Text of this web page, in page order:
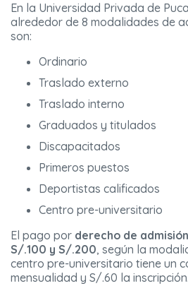
En la Universidad Privada de
alrededor de 8 modalidades de
son:
Ordinario
Traslado externo
Traslado interno
Graduados y titulados
Discapacitados
Primeros puestos
Deportistas calificados
Centro pre-universitario
El pago por derecho de
S/.100 y S/.200, según la
centro pre-universitario tiene un
mensualidad y S/.60 la inscripción.